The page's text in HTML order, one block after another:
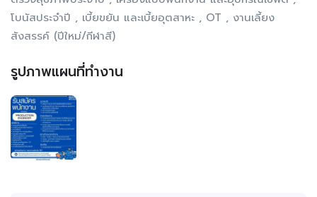
โบนัสประจำปี , เบี้ยขยัน และเบี้ยอุตสาหะ , OT , งานเลี้ยง
สังสรรค์ (ปีใหม่/กีฬาสี)
รูปภาพแผนที่ทำงาน